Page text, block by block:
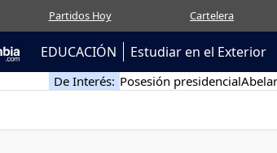
Partidos Hoy Cartelera
EDUCACIÓN Estudiar en el Exterior
De Interés: Posesión presidencial